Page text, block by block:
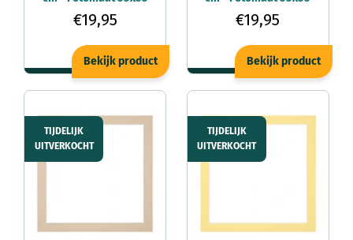
cm - Mintgroen - Voor
€19,95
Bekijk product
cm - Wijnrood - Voor
€19,95
Bekijk product
TIJDELIJK
UITVERKOCHT
TIJDELIJK
UITVERKOCHT